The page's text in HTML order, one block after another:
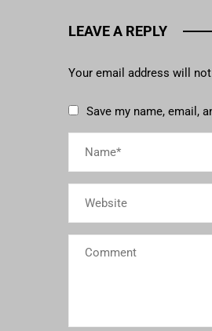
LEAVE A REPLY
Your email address will
Save my name, email,